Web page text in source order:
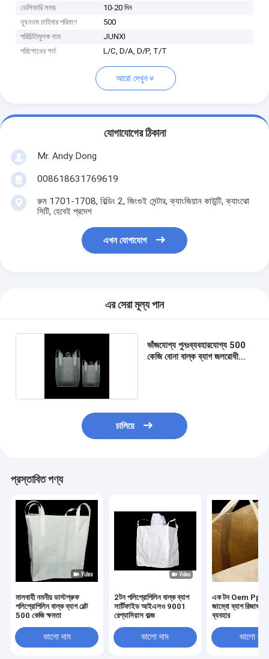
ডেলিভারি সময়
10-20 দিন
ন্যূনতম চাহিদার পরিমাণ
500
পরিচিতিমুলক নাম
JUNXI
পরিশোধের শর্ত
L/C, D/A, D/P, T/T
আরো দেখুন
যোগাযোগের ঠিকানা
Mr. Andy Dong
008618631769619
রুম 1701-1708, বিল্ডিং 2, জিংগুই সেন্টার, ক্যাংজিয়ান কাউন্টি, ক্যাংঝো
সিটি, হেবেই প্রদেশ
এখন যোগাযোগ
এর সেরা মূল্য পান
ভাঁজযোগ্য পুনঃব্যবহারযোগ্য 500
কেজি বোনা বাল্ক ব্যাগ জলরোধী
চালিয়ে
প্রস্তাবিত পণ্য
মালবাহী নমনীয় ডাস্টপ্রুফ
পলিপ্রোপিলিন বাল্ক ব্যাগ বেল্ট
500 কেজি ক্ষমতা
ভালো দাম
2টন পলিপ্রোপিলিন বাল্ক ব্যাগ
সার্টিফাইড আইএসও 9001
রেপ্যাসিয়াস বাল্জ
ভালো দাম
এক টন Oem Pp
জাম্বো ব্যাগ রিজার্ভ
ব্যবহার
ভালো দাম